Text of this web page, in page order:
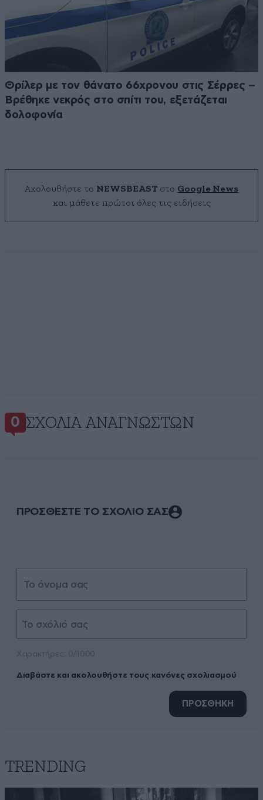
Θρίλερ με τον θάνατο 66χρονου στις Σέρρες –
Βρέθηκε νεκρός στο σπίτι του, εξετάζεται
δολοφονία
Ακολουθήστε το NEWSBEAST στο Google News
και μάθετε πρώτοι όλες τις ειδήσεις
0 ΣΧΌΛΙΑ ΑΝΑΓΝΩΣΤΏΝ
ΠΡΟΣΘΕΣΤΕ ΤΟ ΣΧΟΛΙΟ ΣΑΣ
Διαβάστε και ακολουθήστε τους κανόνες σχολιασμού
ΠΡΟΣΘΗΚΗ
TRENDING